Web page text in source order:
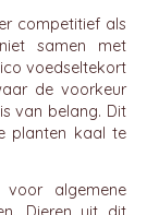
competitief als
samen met
voedseltekort
de voorkeur
van belang. Dit
planten kaal te
algemene